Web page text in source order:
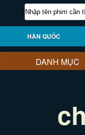
HÀN QUỐC
DANH MỤC